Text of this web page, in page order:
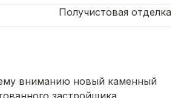
Получистовая отделка
вниманию новый каменный
застройщика.